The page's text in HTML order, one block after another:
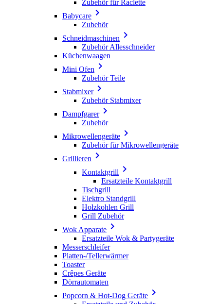
Zubehör für Raclette
Babycare 
Zubehör
Schneidmaschinen 
Zubehör Allesschneider
Küchenwaagen
Mini Ofen 
Zubehör Teile
Stabmixer
Zubehör Stabmixer
Dampfgarer
Zubehör
Mikrowellengeräte 
Zubehör für Mikrowellengeräte
Grillieren 
Kontaktgrill 
Ersatzteile Kontaktgrill
Tischgrill
Elektro Standgrill
Holzkohlen Grill
Grill Zubehör
Wok Apparate 
Ersatzteile Wok & Partygeräte
Messerschleifer
Platten-/Tellerwärmer
Toaster
Crêpes Geräte
Dörrautomaten
Popcorn & Hot-Dog Geräte 